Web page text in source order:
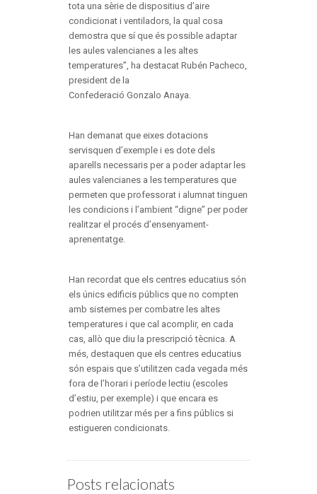
tota una sèrie de dispositius d’aire
condicionat i ventiladors, la qual cosa
demostra que sí que és possible adaptar
les aules valencianes a les altes
temperatures”, ha destacat Rubén Pacheco,
president de la
Confederació Gonzalo Anaya.
Han demanat que eixes dotacions
servisquen d’exemple i es dote dels
aparells necessaris per a poder adaptar les
aules valencianes a les temperatures que
permeten que professorat i alumnat tinguen
les condicions i l’ambient “digne” per poder
realitzar el procés d’ensenyament-
aprenentatge.
Han recordat que els centres educatius són
els únics edificis públics que no compten
amb sistemes per combatre les altes
temperatures i que cal acomplir, en cada
cas, allò que diu la prescripció tècnica. A
més, destaquen que els centres educatius
són espais que s’utilitzen cada vegada més
fora de l’horari i període lectiu (escoles
d’estiu, per exemple) i que encara es
podrien utilitzar més per a fins públics si
estigueren condicionats.
Posts relacionats